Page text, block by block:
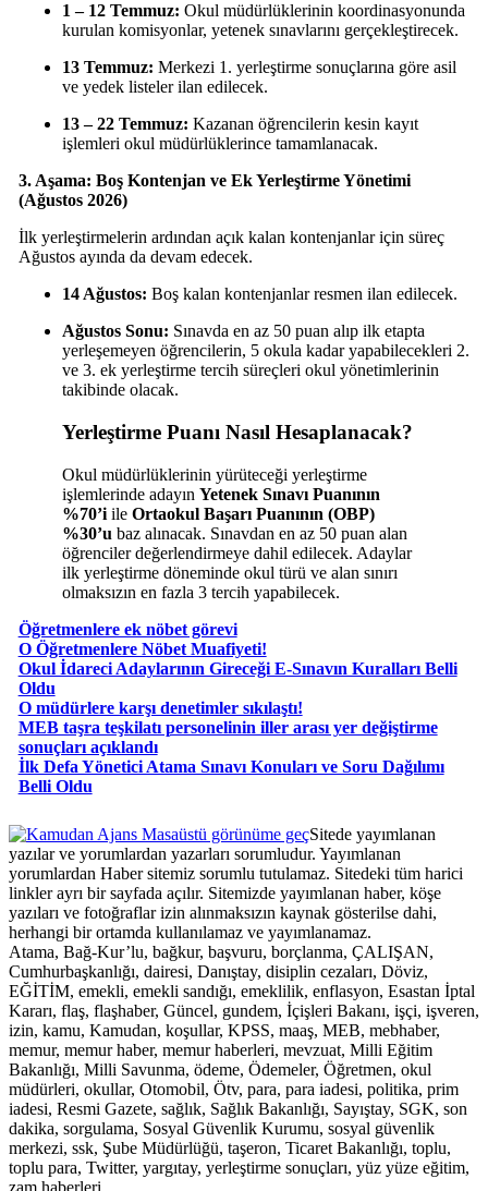
1 – 12 Temmuz: Okul müdürlüklerinin koordinasyonunda
kurulan komisyonlar, yetenek sınavlarını gerçekleştirecek.
13 Temmuz: Merkezi 1. yerleştirme sonuçlarına göre asil
ve yedek listeler ilan edilecek.
13 – 22 Temmuz: Kazanan öğrencilerin kesin kayıt
işlemleri okul müdürlüklerince tamamlanacak.
3. Aşama: Boş Kontenjan ve Ek Yerleştirme Yönetimi
(Ağustos 2026)
İlk yerleştirmelerin ardından açık kalan kontenjanlar için süreç
Ağustos ayında da devam edecek.
14 Ağustos: Boş kalan kontenjanlar resmen ilan edilecek.
Ağustos Sonu: Sınavda en az 50 puan alıp ilk etapta
yerleşemeyen öğrencilerin, 5 okula kadar yapabilecekleri 2.
ve 3. ek yerleştirme tercih süreçleri okul yönetimlerinin
takibinde olacak.
Yerleştirme Puanı Nasıl Hesaplanacak?
Okul müdürlüklerinin yürüteceği yerleştirme
işlemlerinde adayın Yetenek Sınavı Puanının
%70’iile Ortaokul Başarı Puanının (OBP)
%30’u baz alınacak. Sınavdan en az 50 puan alan
öğrenciler değerlendirmeye dahil edilecek. Adaylar
ilk yerleştirme döneminde okul türü ve alan sınırı
olmaksızın en fazla 3 tercih yapabilecek.
Öğretmenlere ek nöbet görevi
O Öğretmenlere Nöbet Muafiyeti!
Okul İdareci Adaylarının Gireceği E-Sınavın Kuralları Belli
Oldu
O müdürlere karşı denetimler sıkılaştı!
MEB taşra teşkilatı personelinin iller arası yer değiştirme
sonuçları açıklandı
İlk Defa Yönetici Atama Sınavı Konuları ve Soru Dağılımı
Belli Oldu
Masaüstü görünüme geçSitede yayımlanan
yazılar ve yorumlardan yazarları sorumludur. Yayımlanan
yorumlardan Haber sitemiz sorumlu tutulamaz. Sitedeki tüm harici
linkler ayrı bir sayfada açılır. Sitemizde yayımlanan haber, köşe
yazıları ve fotoğraflar izin alınmaksızın kaynak gösterilse dahi,
herhangi bir ortamda kullanılamaz ve yayımlanamaz.
Atama, Bağ-Kur’lu, bağkur, başvuru, borçlanma, ÇALIŞAN,
Cumhurbaşkanlığı, dairesi, Danıştay, disiplin cezaları, Döviz,
EĞİTİM, emekli, emekli sandığı, emeklilik, enflasyon, Esastan İptal
Kararı, flaş, flaşhaber, Güncel, gundem, İçişleri Bakanı, işçi, işveren,
izin, kamu, Kamudan, koşullar, KPSS, maaş, MEB, mebhaber,
memur, memur haber, memur haberleri, mevzuat, Milli Eğitim
Bakanlığı, Milli Savunma, ödeme, Ödemeler, Öğretmen, okul
müdürleri, okullar, Otomobil, Ötv, para, para iadesi, politika, prim
iadesi, Resmi Gazete, sağlık, Sağlık Bakanlığı, Sayıştay, SGK, son
dakika, sorgulama, Sosyal Güvenlik Kurumu, sosyal güvenlik
merkezi, ssk, Şube Müdürlüğü, taşeron, Ticaret Bakanlığı, toplu,
toplu para, Twitter, yargıtay, yerleştirme sonuçları, yüz yüze eğitim,